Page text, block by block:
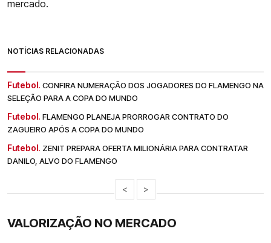
mercado.
NOTÍCIAS RELACIONADAS
Futebol. CONFIRA NUMERAÇÃO DOS JOGADORES DO FLAMENGO NA
SELEÇÃO PARA A COPA DO MUNDO
Futebol. FLAMENGO PLANEJA PRORROGAR CONTRATO DO
ZAGUEIRO APÓS A COPA DO MUNDO
Futebol. ZENIT PREPARA OFERTA MILIONÁRIA PARA CONTRATAR
DANILO, ALVO DO FLAMENGO
< >
VALORIZAÇÃO NO MERCADO